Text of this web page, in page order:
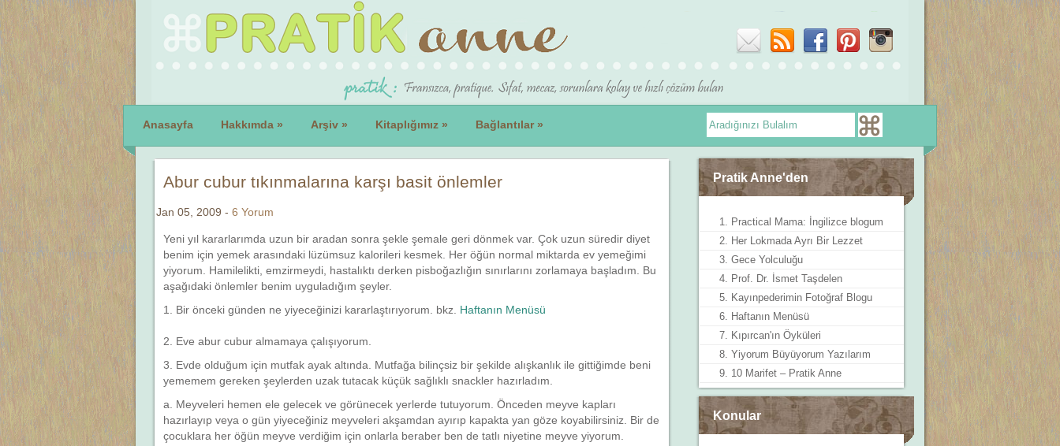
Anasayfa Hakkımda » Arşiv » Kitaplığımız » Bağlantılar»
Abur cubur tıkınmalarına karşı basit önlemler
Jan 05, 2009 - 6 Yorum
Yeni yıl kararlarımda uzun bir aradan sonra şekle şemale geri dönmek var. Çok uzun süredir diyet
benim için yemek arasındaki lüzümsuz kalorileri kesmek. Her öğün normal miktarda ev yemeğimi
yiyorum. Hamilelikti, emzirmeydi, hastalıktı derken pisboğazlığın sınırlarını zorlamaya başladım. Bu
aşağıdaki önlemler benim uyguladığım şeyler.
1. Bir önceki günden ne yiyeceğinizi kararlaştırıyorum. bkz. Haftanın Menüsü
2. Eve abur cubur almamaya çalışıyorum.
3. Evde olduğum için mutfak ayak altında. Mutfağa bilinçsiz bir şekilde alışkanlık ile gittiğimde beni
yememem gereken şeylerden uzak tutacak küçük sağlıklı snackler hazırladım.
a. Meyveleri hemen ele gelecek ve görünecek yerlerde tutuyorum. Önceden meyve kapları
hazırlayıp veya o gün yiyeceğiniz meyveleri akşamdan ayırıp kapakta yan göze koyabilirsiniz. Bir de
çocuklara her öğün meyve verdiğim için onlarla beraber ben de tatlı niyetine meyve yiyorum.
Pratik Anne'den
1. Practical Mama: İngilizce blogum
2. Her Lokmada Ayrı Bir Lezzet
3. Gece Yolculuğu
4. Prof. Dr. İsmet Taşdelen
5. Kayınpederimin Fotoğraf Blogu
6. Haftanın Menüsü
7. Kıpırcan'ın Öyküleri
8. Yiyorum Büyüyorum Yazılarım
9. 10 Marifet – Pratik Anne
Konular